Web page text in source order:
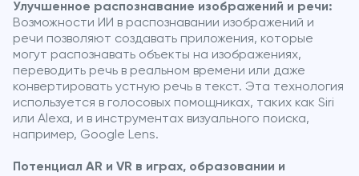
Улучшенное распознавание изображений и речи:
Возможности ИИ в распознавании изображений и
речи позволяют создавать приложения, которые
могут распознавать объекты на изображениях,
переводить речь в реальном времени или даже
конвертировать устную речь в текст. Эта технология
используется в голосовых помощниках, таких как Siri
или Alexa, и в инструментах визуального поиска,
например, Google Lens.
Потенциал AR и VR в играх, образовании и